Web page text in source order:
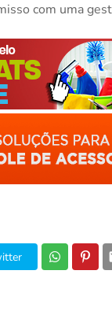
com uma